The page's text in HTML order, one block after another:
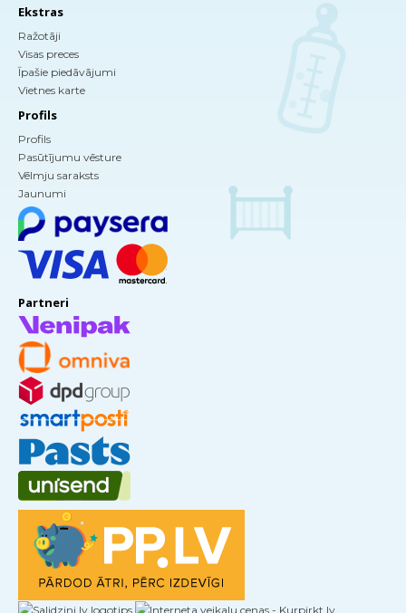
Ekstras
Ražotāji
Visas preces
Īpašie piedāvājumi
Vietnes karte
Profils
Profils
Pasūtījumu vēsture
Vēlmju saraksts
Jaunumi
Partneri